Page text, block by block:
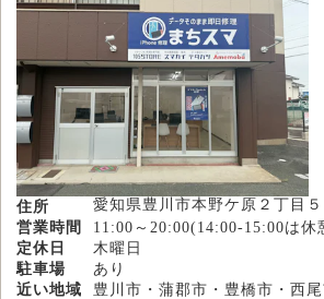
住所
愛知県豊川市本野ケ原２丁目５
営業時間
11:00～20:00(14:00-15:00は休
定休日
木曜日
駐車場
あり
近い地域
豊川市・蒲郡市・豊橋市・西